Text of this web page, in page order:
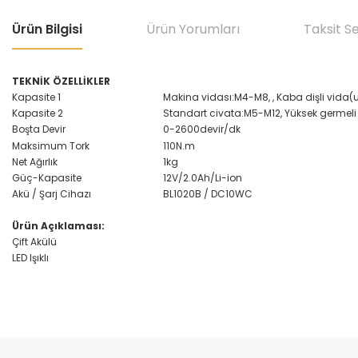
Ürün Bilgisi Ürün Yorumları Taksit
TEKNİK ÖZELLİKLER
Kapasite 1
Makina vidası:M4-M8, , Kaba dişli
Kapasite 2
Standart civata:M5-M12, Yüksek
Boşta Devir
0-2600devir/dk
Maksimum Tork
110N.m
Net Ağırlık
1kg
Güç-Kapasite
12V/2.0Ah/Li-ion
Akü / Şarj Cihazı
BL1020B / DC10WC
Ürün Açıklaması:
Çift Akülü
LED Işıklı